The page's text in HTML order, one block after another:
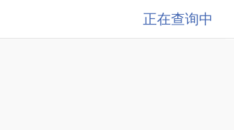
正在查询中